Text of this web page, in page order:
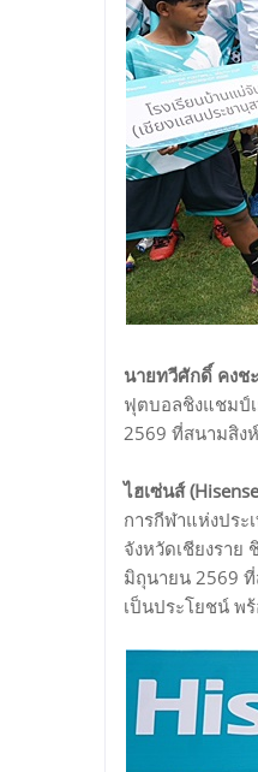
นายทวีศักดิ์ คงช
ฟุตบอลชิงแชมป์เ
2569 ที่สนามสิงห์
ไฮเซ่นส์
การกีฬาแห่งปร
จังหวัดเชียงราย
มิถุนายน 2569 ที่
เป็นประโยชน์ พ